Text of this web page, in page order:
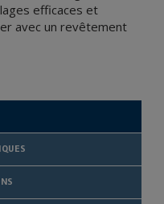
efficaces et
avec un revêtement